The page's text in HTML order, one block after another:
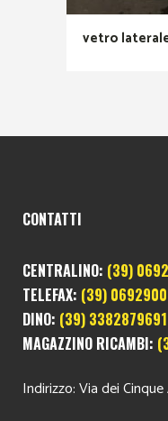
vetro
CONTATTI
CENTRALINO: (39)
TELEFAX: (39)
DINO: (39) 3382879691
MAGAZZINO RICAMBI:
Indirizzo: Via dei